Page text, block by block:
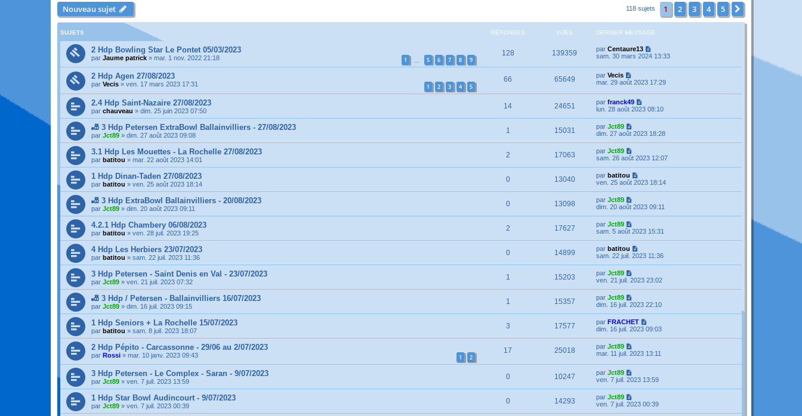
Nouveau sujet 118 sujets 1 2 3 4 5
SUJETS RÉPONSES VUES DERNIER MESSAGE
2 Hdp Bowling Star Le Pontet 05/03/2023
par Jaume patrick » mar. 1 nov. 2022 21:18 1 5 6 7 8 9
128 139359 par Centaure13
sam. 30 mars 2024 13:33
2 Hdp Agen 27/08/2023
par Vecis » ven. 17 mars 2023 17:31 1 2 3 4 5
66 65649 par Vecis
mar. 29 août 2023 17:29
2.4 Hdp Saint-Nazaire 27/08/2023
par chauveau » dim. 25 juin 2023 07:50
14 24651 par franck49
lun. 28 août 2023 08:10
🎳 3 Hdp Petersen ExtraBowl Ballainvilliers - 27/08/2023
par Jct89 » dim. 27 août 2023 09:08
1 15031 par Jct89
dim. 27 août 2023 18:28
3.1 Hdp Les Mouettes - La Rochelle 27/08/2023
par batitou » mar. 22 août 2023 14:01
2 17063 par Jct89
sam. 26 août 2023 12:07
1 Hdp Dinan-Taden 27/08/2023
par batitou » ven. 25 août 2023 18:14
0 13040 par batitou
ven. 25 août 2023 18:14
🎳 3 Hdp ExtraBowl Ballainvilliers - 20/08/2023
par Jct89 » dim. 20 août 2023 09:11
0 13098 par Jct89
dim. 20 août 2023 09:11
4.2.1 Hdp Chambery 06/08/2023
par batitou » ven. 28 juil. 2023 19:25
2 17627 par Jct89
sam. 5 août 2023 15:31
4 Hdp Les Herbiers 23/07/2023
par batitou » sam. 22 juil. 2023 11:36
0 14899 par batitou
sam. 22 juil. 2023 11:36
3 Hdp Petersen - Saint Denis en Val - 23/07/2023
par Jct89 » ven. 21 juil. 2023 07:32
1 15203 par Jct89
ven. 21 juil. 2023 23:02
🎳 3 Hdp / Petersen - Ballainvilliers 16/07/2023
par Jct89 » dim. 16 juil. 2023 09:15
1 15357 par Jct89
dim. 16 juil. 2023 22:10
1 Hdp Seniors + La Rochelle 15/07/2023
par batitou » sam. 8 juil. 2023 18:07
3 17577 par FRACHET
dim. 16 juil. 2023 09:03
2 Hdp Pépito - Carcassonne - 29/06 au 2/07/2023
par Rossi » mar. 10 janv. 2023 09:43 1 2
17 25018 par Jct89
mar. 11 juil. 2023 13:11
3 Hdp Petersen - Le Complex - Saran - 9/07/2023
par Jct89 » ven. 7 juil. 2023 13:59
0 10247 par Jct89
ven. 7 juil. 2023 13:59
1 Hdp Star Bowl Audincourt - 9/07/2023
par Jct89 » ven. 7 juil. 2023 00:39
0 14293 par Jct89
ven. 7 juil. 2023 00:39